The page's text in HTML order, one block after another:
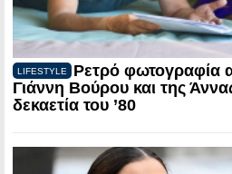
LIFESTYLE
Ρετρό φωτογραφία
Γιάννη Βούρου και της
δεκαετία του ’80